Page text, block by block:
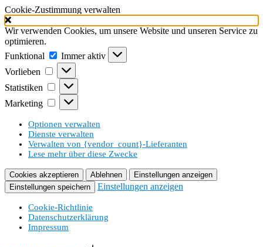
Cookie-Zustimmung verwalten
Wir verwenden Cookies, um unsere Website und unseren Service zu
optimieren.
Funktional
Funktional
Immer aktiv
Vorlieben
Vorlieben
Statistiken Statistiken
Marketing Marketing
Optionen verwalten
Dienste verwalten
Verwalten von {vendor_count}-Lieferanten
Lese mehr über diese Zwecke
Cookies akzeptieren Ablehnen
Einstellungen anzeigen
Einstellungen speichern
Einstellungen anzeigen
Cookie-Richtlinie
Datenschutzerklärung
Impressum